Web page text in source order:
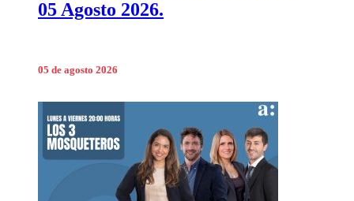
05 Agosto 2026.
05 de agosto 2026